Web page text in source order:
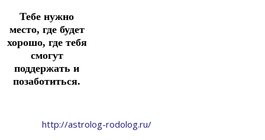
Тебе нужно
место, где будет
хорошо, где тебя
смогут
поддержать и
позаботиться.
http://astrolog-rodolog.ru/